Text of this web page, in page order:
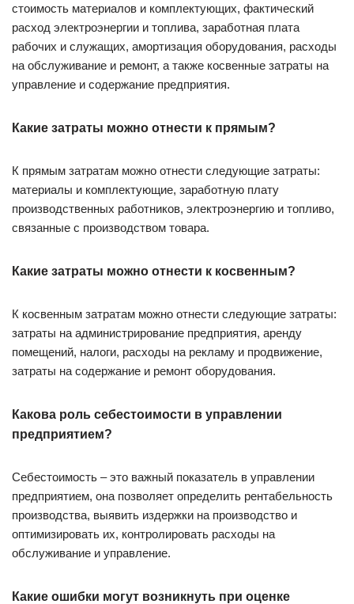
стоимость материалов и комплектующих, фактический
расход электроэнергии и топлива, заработная плата
рабочих и служащих, амортизация оборудования, расходы
на обслуживание и ремонт, а также косвенные затраты на
управление и содержание предприятия.
Какие затраты можно отнести к прямым?
К прямым затратам можно отнести следующие затраты:
материалы и комплектующие, заработную плату
производственных работников, электроэнергию и топливо,
связанные с производством товара.
Какие затраты можно отнести к косвенным?
К косвенным затратам можно отнести следующие затраты:
затраты на администрирование предприятия, аренду
помещений, налоги, расходы на рекламу и продвижение,
затраты на содержание и ремонт оборудования.
Какова роль себестоимости в управлении
предприятием?
Себестоимость – это важный показатель в управлении
предприятием, она позволяет определить рентабельность
производства, выявить издержки на производство и
оптимизировать их, контролировать расходы на
обслуживание и управление.
Какие ошибки могут возникнуть при оценке